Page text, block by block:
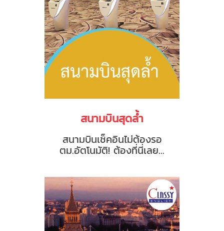
สนามบินสุดล้ำ
สนามบินเช็คอินไม่ต้องรอ
ตม.อัตโนมัติ! ต้องที่นี่เลย...